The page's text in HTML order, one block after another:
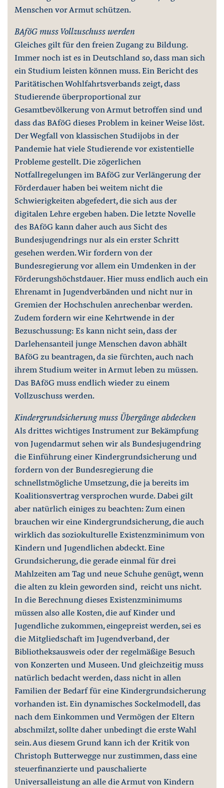
Menschen vor Armut schützen.
BAföG muss Vollzuschuss werden
Gleiches gilt für den freien Zugang zu Bildung.
Immer noch ist es in Deutschland so, dass man sich
ein Studium leisten können muss. Ein Bericht des
Paritätischen Wohlfahrtsverbands zeigt, dass
Studierende überproportional zur
Gesamtbevölkerung von Armut betroffen sind und
dass das BAföG dieses Problem in keiner Weise löst.
Der Wegfall von klassischen Studijobs in der
Pandemie hat viele Studierende vor existentielle
Probleme gestellt. Die zögerlichen
Notfallregelungen im BAföG zur Verlängerung der
Förderdauer haben bei weitem nicht die
Schwierigkeiten abgefedert, die sich aus der
digitalen Lehre ergeben haben. Die letzte Novelle
des BAföG kann daher auch aus Sicht des
Bundesjugendrings nur als ein erster Schritt
gesehen werden. Wir fordern von der
Bundesregierung vor allem ein Umdenken in der
Förderungshöchstdauer. Hier muss endlich auch ein
Ehrenamt in Jugendverbänden und nicht nur in
Gremien der Hochschulen anrechenbar werden.
Zudem fordern wir eine Kehrtwende in der
Bezuschussung: Es kann nicht sein, dass der
Darlehensanteil junge Menschen davon abhält
BAföG zu beantragen, da sie fürchten, auch nach
ihrem Studium weiter in Armut leben zu müssen.
Das BAföG muss endlich wieder zu einem
Vollzuschuss werden.
Kindergrundsicherung muss Übergänge abdecken
Als drittes wichtiges Instrument zur Bekämpfung
von Jugendarmut sehen wir als Bundesjugendring
die Einführung einer Kindergrundsicherung und
fordern von der Bundesregierung die
schnellstmögliche Umsetzung, die ja bereits im
Koalitionsvertrag versprochen wurde. Dabei gilt
aber natürlich einiges zu beachten: Zum einen
brauchen wir eine Kindergrundsicherung, die auch
wirklich das soziokulturelle Existenzminimum von
Kindern und Jugendlichen abdeckt. Eine
Grundsicherung, die gerade einmal für drei
Mahlzeiten am Tag und neue Schuhe genügt, wenn
die alten zu klein geworden sind, reicht uns nicht.
In die Berechnung dieses Existenzminimums
müssen also alle Kosten, die auf Kinder und
Jugendliche zukommen, eingepreist werden, sei es
die Mitgliedschaft im Jugendverband, der
Bibliotheksausweis oder der regelmäßige Besuch
von Konzerten und Museen. Und gleichzeitig muss
natürlich bedacht werden, dass nicht in allen
Familien der Bedarf für eine Kindergrundsicherung
vorhanden ist. Ein dynamisches Sockelmodell, das
nach dem Einkommen und Vermögen der Eltern
abschmilzt, sollte daher unbedingt die erste Wahl
sein. Aus diesem Grund kann ich der Kritik von
Christoph Butterwegge nur zustimmen, dass eine
steuerfinanzierte und pauschalierte
Universalleistung an alle die Armut von Kindern